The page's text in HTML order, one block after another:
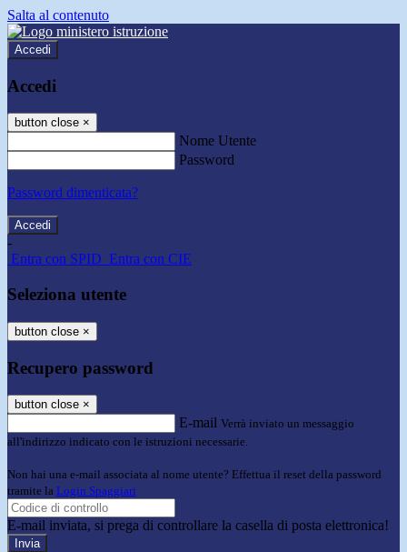
Salta al contenuto
Accedi
Accedi
button close ×
Nome Utente
Password
Password dimenticata?
-
Entra con SPID Entra con CIE
Seleziona utente
button close ×
Recupero password
button close ×
E-mail Verrà inviato un messaggio
all'indirizzo indicato con le istruzioni necessarie.
Non hai una e-mail associata al nome utente? Effettua il reset della password
tramite la Login Spaggiari
E-mail inviata, si prega di controllare la casella di posta elettronica!